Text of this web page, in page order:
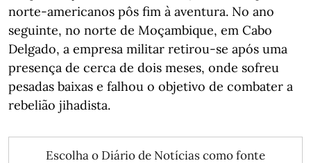
norte-americanos pôs fim à aventura. No ano
seguinte, no norte de Moçambique, em Cabo
Delgado, a empresa militar retirou-se após uma
presença de cerca de dois meses, onde sofreu
pesadas baixas e falhou o objetivo de combater a
rebelião jihadista.
Escolha o Diário de Notícias como fonte